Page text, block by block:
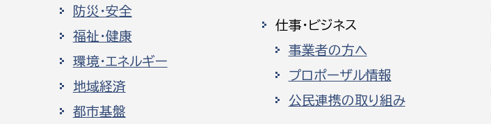
防災・安全
福祉・健康
環境・エネルギー
地域経済
都市基盤
仕事・ビジネス
事業者の方へ
プロポーザル情報
公民連携の取り組み